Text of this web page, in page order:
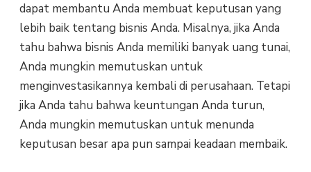
dapat membantu Anda membuat keputusan yang
lebih baik tentang bisnis Anda. Misalnya, jika Anda
tahu bahwa bisnis Anda memiliki banyak uang tunai,
Anda mungkin memutuskan untuk
menginvestasikannya kembali di perusahaan. Tetapi
jika Anda tahu bahwa keuntungan Anda turun,
Anda mungkin memutuskan untuk menunda
keputusan besar apa pun sampai keadaan membaik.